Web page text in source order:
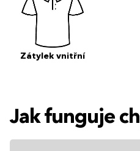
Zátylek vnitřní
Jak funguje